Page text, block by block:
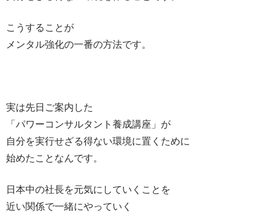
こうすることが
メンタル強化の一番の方法です。
実は先日ご案内した
「パワーコンサルタント養成講座」が
自分を実行せざる得ない環境に置くために
始めたことなんです。
日本中の社長を元気にしていくことを
近い関係で一緒にやっていく